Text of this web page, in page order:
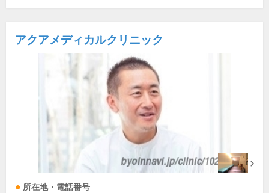
アクアメディカルクリニック
所在地・電話番号